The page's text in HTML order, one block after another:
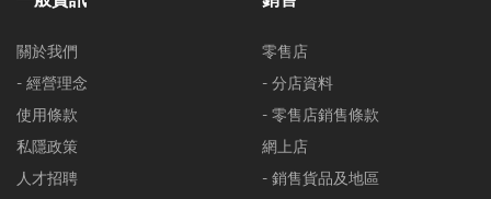
關於我們
- 經營理念
使用條款
私隱政策
人才招聘
零售店
- 分店資料
- 零售店銷售條款
網上店
- 銷售貨品及地區